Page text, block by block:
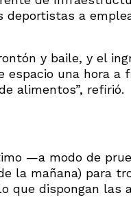
deportistas a
y baile, y el
espacio una hora a
alimentos”, refirió.
—a modo de
la mañana) para
que dispongan las